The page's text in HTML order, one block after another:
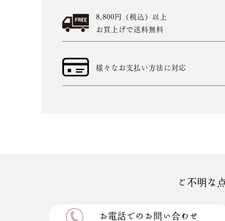
8,800円（税込）以上
お買上げで送料無料
様々なお支払い方法に対応
ご不明な
お電話でのお問い合わせ